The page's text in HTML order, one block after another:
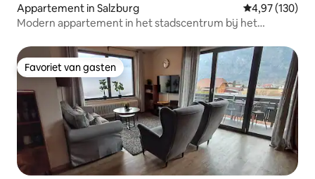
Appartement in Salzburg Gemiddelde
4,97 (130)
Modern appartement in het stadscentrum bij het
Favoriet van gasten
Favoriet van gasten